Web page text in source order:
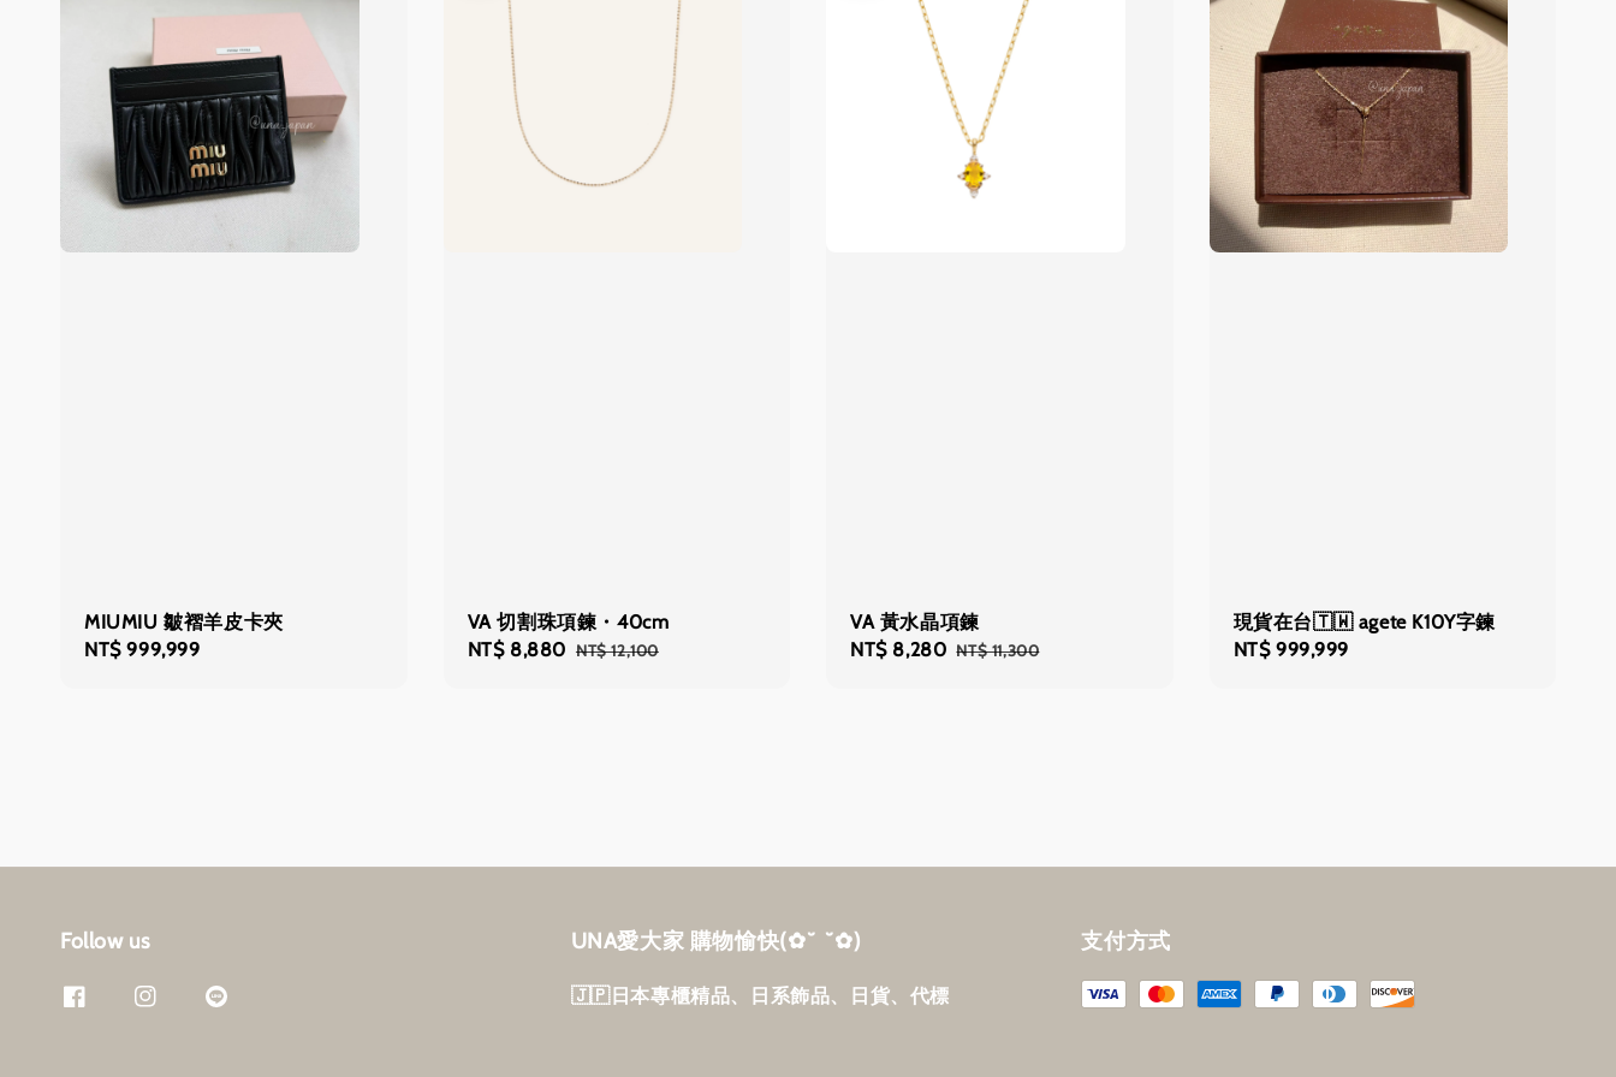
MIUMIU 皺褶羊皮卡夾
Regular
NT$ 999,999
VA 切割珠項鍊・40cm
Sale
NT$ 8,880 Regular
NT$ 12,100
VA 黃水晶項鍊
Sale
NT$ 8,280 Regular
NT$ 11,300
現貨在台🇹🇼 agete K10Y字鍊
Regular
NT$ 999,999
Follow us UNA愛大家 購物愉快‎(✿˘ ˘✿)
🇯🇵日本專櫃精品、日系飾品、日貨、代標
支付方式